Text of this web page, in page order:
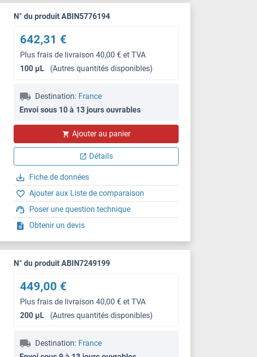
N° du produit ABIN5776194
642,31 €
Plus frais de livraison 40,00 € et TVA
100 μL
(Autres quantités disponibles)
Destination: France
Envoi sous 10 à 13 jours ouvrables
Ajouter au panier
Détails
Fiche de données
Ajouter aux Liste de comparaison
Poser une question technique
Obtenir un devis
N° du produit ABIN7249199
449,00 €
Plus frais de livraison 40,00 € et TVA
200 μL
(Autres quantités disponibles)
Destination: France